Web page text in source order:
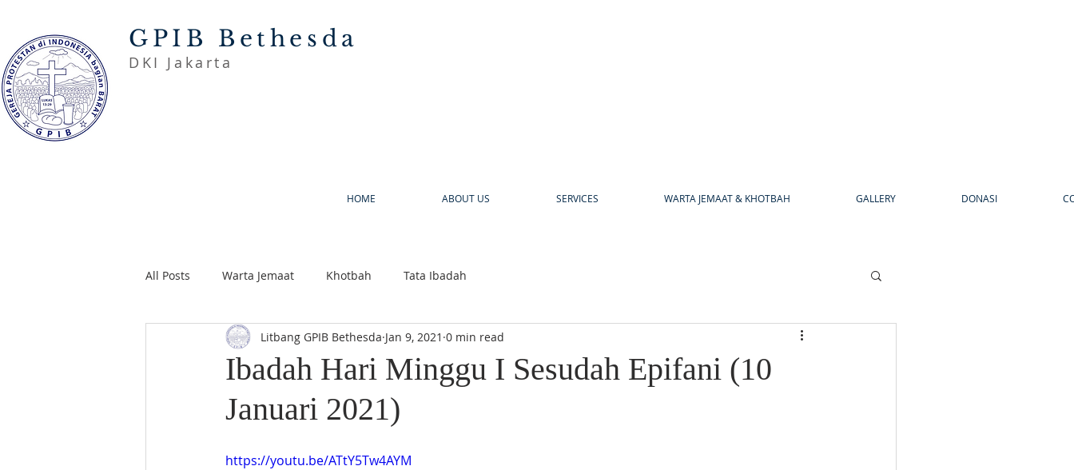
GPIB Bethesda
DKI Jakarta
HOME ABOUT US SERVICES WARTA JEMAAT & KHOTBAH GALLERY DONASI
All Posts Warta Jemaat Khotbah Tata Ibadah
Ibadah Hari Minggu I Sesudah Epifani (10
Januari 2021)
Litbang GPIB Bethesda Jan 9, 2021 0 min read
https://youtu.be/ATtY5Tw4AYM